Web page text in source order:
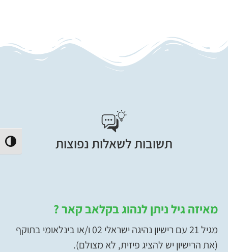
תשובות לשאלות נפוצות
מאיזה גיל ניתן לנהוג בקלאב קאר ?
מגיל 21 עם רישיון נהיגה ישראלי 02 ו/או בינלאומי בתוקף
(את הרישיון יש להציג פיזית, לא מצולם).